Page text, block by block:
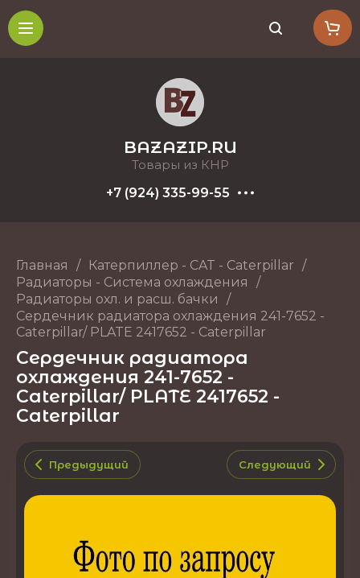
BAZAZIP.RU
Товары из КНР
+7 (924) 335-99-55
Главная / Катерпиллер - CAT - Caterpillar /
Радиаторы - Система охлаждения
/
Радиаторы охл. и расш. бачки
/
Сердечник радиатора охлаждения 241-7652 -
Caterpillar/ PLATE 2417652 - Caterpillar
Сердечник радиатора
охлаждения 241-7652 -
Caterpillar/ PLATE 2417652 -
Caterpillar
Предыдущий Следующий